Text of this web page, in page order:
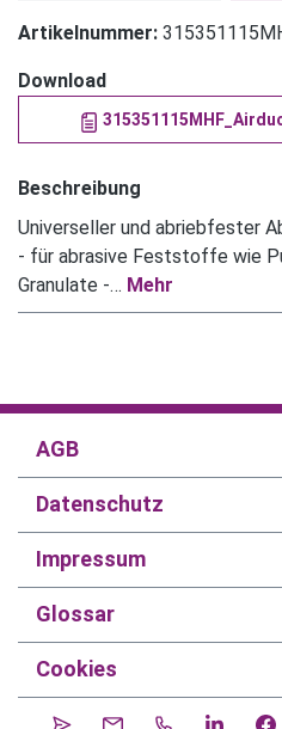
Artikelnummer:
Download
Beschreibung
Universeller und abriebfester
- für abrasive Feststoffe wie
Granulate -… Mehr
AGB
Datenschutz
Impressum
Glossar
Cookies